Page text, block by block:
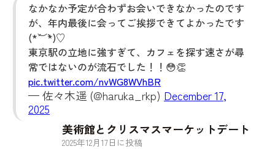
なかなか予定が合わずお会いできなかったのです
が、年内最後に会ってご挨拶できてよかったです
(*´︶`*)♡
東京駅の立地に強すぎて、カフェを探す速さが尋
常ではないのが流石でした！！😳👏
pic.twitter.com/nvWG8WVhBR
— 佐々木遥 (@haruka_rkp) December 17,
2025
美術館とクリスマスマーケットデート
2025年12月 17日に投稿